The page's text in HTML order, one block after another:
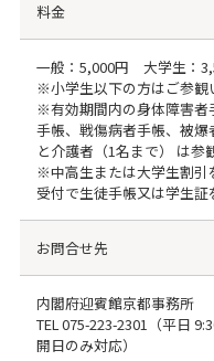
料金
一般：5,000円 大学生：
※小学生以下の方はご参観
※有効期間内の身体障害者
手帳、戦傷病者手帳、被爆
と介護者（1名まで） は参
※中高生または大学生割引
受付で生徒手帳又は学生証
お問合せ先
内閣府迎賓館京都事務所
TEL075-223-2301 （平日
開日のみ対応）